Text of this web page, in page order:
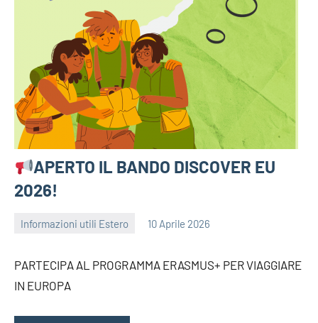
APERTO IL BANDO DISCOVER EU
2026!
Informazioni utili Estero 10 Aprile 2026
PARTECIPA AL PROGRAMMA ERASMUS+ PER VIAGGIARE
IN EUROPA